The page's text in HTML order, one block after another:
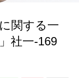
関する一
社一-169